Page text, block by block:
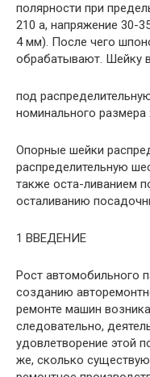
полярности при
210 а, напряжение 30-
4 мм). После чего
обрабатывают. Шейку
под
номинального
Опорные шейки
распределительную
также оста-ливанием
осталиванию
1 ВВЕДЕНИЕ
Рост автомобильного
созданию
ремонте машин
следовательно,
удовлетворение этой
же, сколько